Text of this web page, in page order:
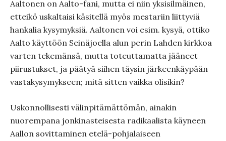
Aaltonen on Aalto-fani, mutta ei niin yksisilmäinen,
etteikö uskaltaisi käsitellä myös mestariin liittyviä
hankalia kysymyksiä. Aaltonen voi esim. kysyä, ottiko
Aalto käyttöön Seinäjoella alun perin Lahden kirkkoa
varten tekemänsä, mutta toteuttamatta jääneet
piirustukset, ja päätyä siihen täysin järkeenkäypään
vastakysymykseen; mitä sitten vaikka olisikin?
Uskonnollisesti välinpitämättömän, ainakin
nuorempana jonkinasteisesta radikaalista käyneen
Aallon sovittaminen etelä-pohjalaiseen